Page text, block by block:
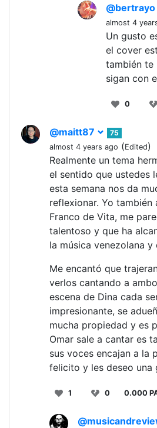
@bertrayo
almost 4
Un gusto
el cover
también te
sigan con
0
@maitt87
75
almost 4 years ago (Edited)
Realmente un tema
el sentido que ustedes
esta semana nos da
reflexionar. Yo también
Franco de Vita, me
talentoso y que ha
la música venezolana y
Me encantó que
verlos cantando a
escena de Dina cada
impresionante, se
mucha propiedad y es
Omar sale a cantar es
sus voces encajan a la
felicito y les deseo una
1 0 0.000